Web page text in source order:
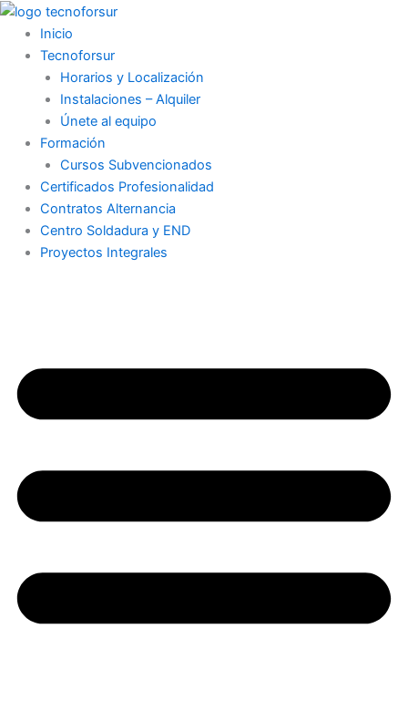
Ir
contenido
Inicio
Tecnoforsur
Horarios y Localización
Instalaciones – Alquiler
Únete al equipo
Formación
Cursos Subvencionados
Certificados Profesionalidad
Contratos Alternancia
Centro Soldadura y END
Proyectos Integrales
Buscar